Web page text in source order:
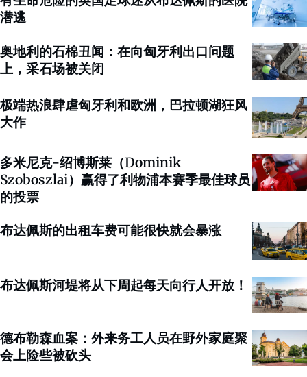
潜逃
奥地利的石棉丑闻：在向匈牙利出口问题
上，采石场被关闭
极端热浪肆虐匈牙利和欧洲，巴拉顿湖狂风
大作
多米尼克-绍博斯莱（Dominik
Szoboszlai）赢得了利物浦本赛季最佳球员
的投票
布达佩斯的出租车费可能很快就会暴涨
布达佩斯河堤将从下周起每天向行人开放！
德布勒森血案：外来务工人员在野外家庭聚
会上险些被砍头